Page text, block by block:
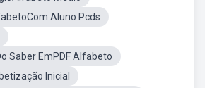
Aluno Pcds
Saber EmPDF Alfabeto
Inicial